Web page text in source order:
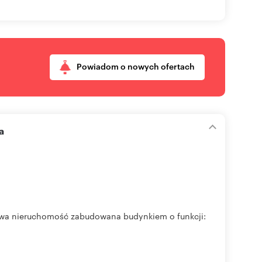
Powiadom o nowych ofertach
nieruchomość zabudowana budynkiem o funkcji: